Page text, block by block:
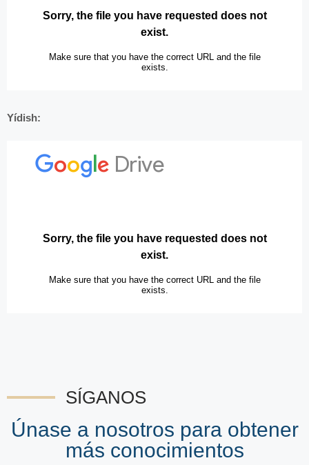
Yídish:
SÍGANOS
Únase a nosotros para obtener
más conocimientos